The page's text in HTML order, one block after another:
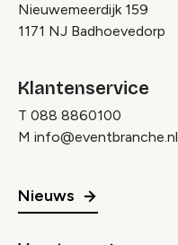
Nieuwemeerdijk 159
1171 NJ Badhoevedorp
Klantenservice
T 088 8860100
M info@eventbranche.nl
Nieuws